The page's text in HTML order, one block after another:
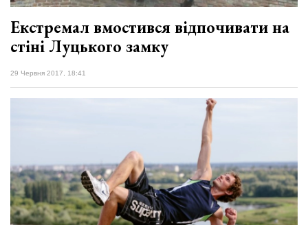
Екстремал вмостився відпочивати на
стіні Луцького замку
29 Червня 2017, 18:41